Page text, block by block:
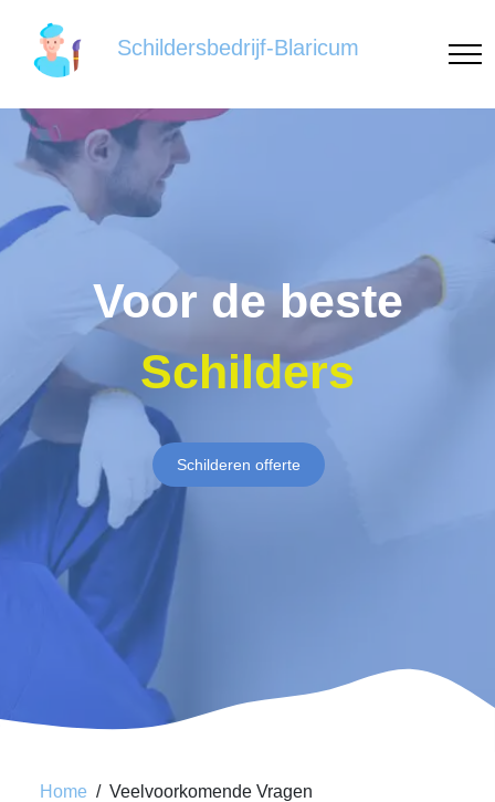
Schildersbedrijf-Blaricum
Voor de beste
Schilders
Schilderen offerte
Home Veelvoorkomende Vragen